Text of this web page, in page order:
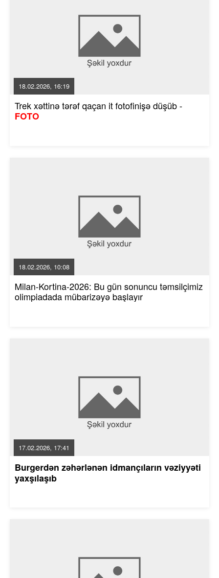
18.02.2026, 16:19
Trek xəttinə tərəf qaçan it fotofinişə düşüb -
FOTO
18.02.2026, 10:08
Milan-Kortina-2026: Bu gün sonuncu təmsilçimiz
olimpiadada mübarizəyə başlayır
17.02.2026, 17:41
Burgerdən zəhərlənən idmançıların vəziyyəti
yaxşılaşıb